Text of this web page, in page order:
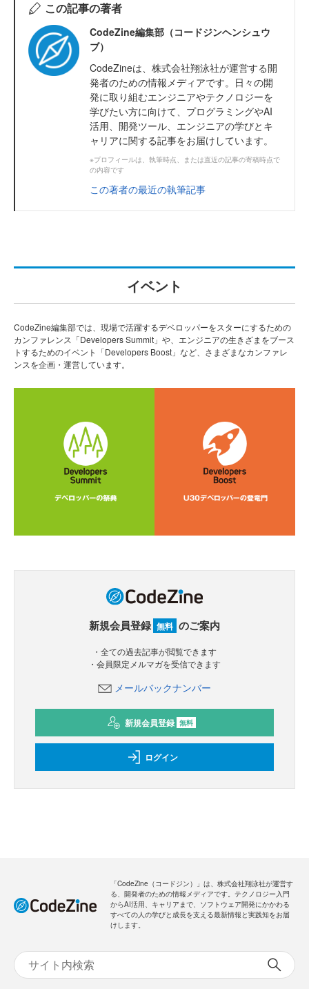
この記事の著者
CodeZine編集部（コードジンヘンシュウ
ブ）
CodeZineは、株式会社翔泳社が運営する開
発者のための情報メディアです。日々の開
発に取り組むエンジニアやテクノロジーを
学びたい方に向けて、プログラミングやAI
活用、開発ツール、エンジニアの学びとキ
ャリアに関する記事をお届けしています。
※プロフィールは、執筆時点、または直近の記事の寄稿時点で
の内容です
この著者の最近の執筆記事
イベント
CodeZine編集部では、現場で活躍するデベロッパーをスターにするための
カンファレンス「Developers Summit」や、エンジニアの生きざまをブース
トするためのイベント「Developers Boost」など、さまざまなカンファレ
ンスを企画・運営しています。
新規会員登録 無料 のご案内
・全ての過去記事が閲覧できます
・会員限定メルマガを受信できます
メールバックナンバー
新規会員登録 無料
ログイン
「CodeZine（コードジン）」は、株式会社翔泳社が運営す
る、開発者のための情報メディアです。テクノロジー入門
からAI活用、キャリアまで、ソフトウェア開発にかかわる
すべての人の学びと成長を支える最新情報と実践知をお届
けします。